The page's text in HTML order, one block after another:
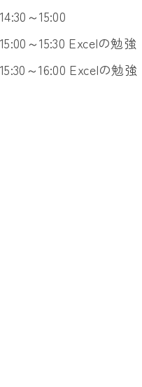
14:30～15:00
15:00～15:30 Excelの勉強
15:30～16:00 Excelの勉強